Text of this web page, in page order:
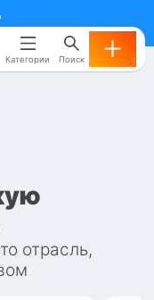
Категории Поиск
Категории Поиск
отрасль,